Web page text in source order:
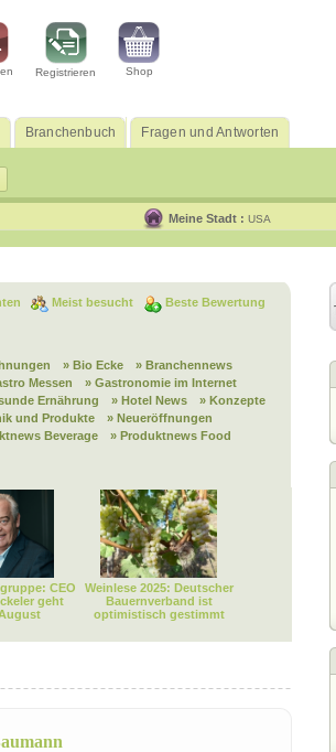
Registrieren Shop
Branchenbuch Fragen und Antworten
Meine Stadt : USA
Meist besucht Beste Bewertung
» Bio Ecke
» Branchennews
Messen
» Gastronomie im Internet
Ernährung » Hotel News
» Konzepte
und Produkte
» Neueröffnungen
Beverage
» Produktnews Food
CEO
geht
Weinlese 2025: Deutscher
Bauernverband ist
optimistisch gestimmt